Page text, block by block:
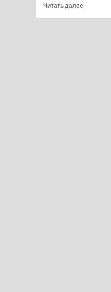
Читать далееПрочитать